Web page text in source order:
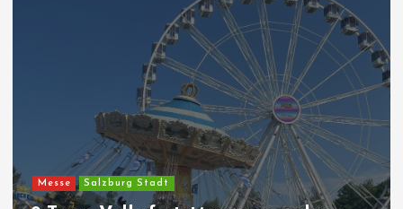
Messe Salzburg Stadt